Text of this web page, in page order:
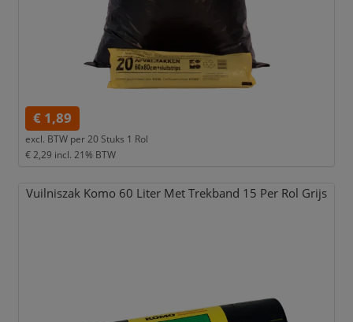
€ 1,89
excl. BTW per20 Stuks 1 Rol
€ 2,29 incl. 21% BTW
Vuilniszak Komo 60 Liter Met Trekband 15 Per Rol Grijs